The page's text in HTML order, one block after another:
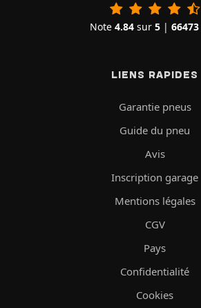
Note 4.84 sur 5 | 66473
LIENS RAPIDES
Garantie pneus
Guide du pneu
Avis
Inscription garage
Mentions légales
CGV
Pays
Confidentialité
Cookies